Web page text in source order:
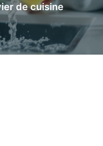
de cuisine